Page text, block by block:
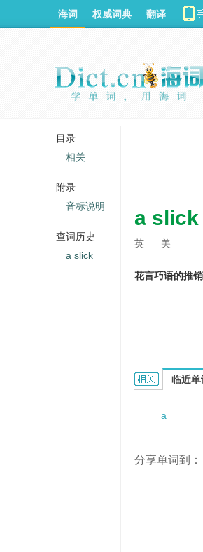
a slick
英 美
花言巧语的推
a slick 临近单
a
分享单词到：
海词 权威词典 翻译
目录
相关
附录
音标说明
查词历史
a slick